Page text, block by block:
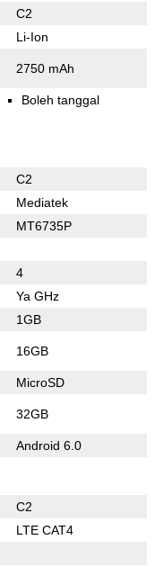
C2
Li-Ion
2750 mAh
Boleh tanggal
C2
Mediatek
MT6735P
4
Ya GHz
1GB
16GB
MicroSD
32GB
Android 6.0
C2
LTE CAT4